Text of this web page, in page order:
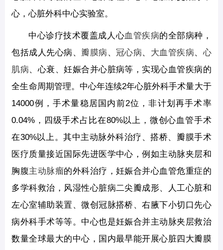
心，心脏外科中心实验室。
中心诊疗技术覆盖成人心血管疾病的全部病种，
包括成人先心病、 瓣膜病 、 冠心病、 大血管疾病、 心
肌病、心衰、妊娠合并心脏病等，实现心血管疾病的
全生命周期管理。中心年连续2年心脏外科手术量大于
14000例，手术量稳居国内前2位，非计划再手术率
0.04%，四级手术占比在80%以上，微创心血管手术
在30%以上。其中主动脉外科治疗、搭桥、瓣膜手术
医疗质量接近国际先进医学中心，例如主动脉夹层和
胸腹主动脉瘤的外科治疗，妊娠合并心血管危重症的
多学科救治，风湿性心脏病二尖瓣成形、人工心脏和
左心室辅助装置、微创冠脉搭桥、右腋下小切口先心
病外科手术等等。中心也是妊娠合并主动脉夹层救治
数量全球最大的中心，国内最早能开展心脏四大瓣膜